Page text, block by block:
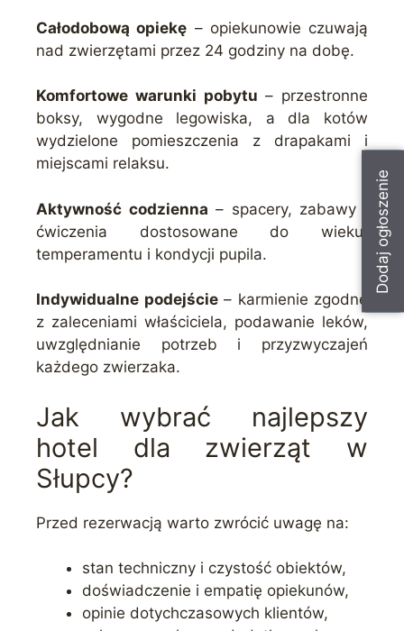
Dodaj ogłoszenie
Całodobową opiekę – opiekunowie czuwają
nad zwierzętami przez 24 godziny na dobę.
Komfortowe warunki pobytu – przestronne
boksy, wygodne legowiska, a dla kotów
wydzielone pomieszczenia z drapakami i
miejscami relaksu.
Aktywność codzienna – spacery, zabawy i
ćwiczenia dostosowane do wieku,
temperamentu i kondycji pupila.
Indywidualne podejście– karmienie zgodne
z zaleceniami właściciela, podawanie leków,
uwzględnianie potrzeb i przyzwyczajeń
każdego zwierzaka.
Jak wybrać najlepszy
hotel dla zwierząt w
Słupcy?
Przed rezerwacją warto zwrócić uwagę na:
stan techniczny i czystość obiektów,
doświadczenie i empatię opiekunów,
opinie dotychczasowych klientów,